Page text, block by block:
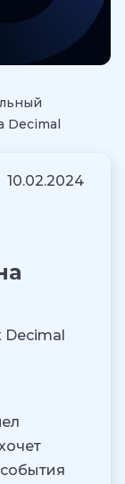
Decimal
10.02.2024
Decimal